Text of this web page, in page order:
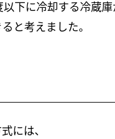
下に冷却する冷蔵
と考えました。
には、